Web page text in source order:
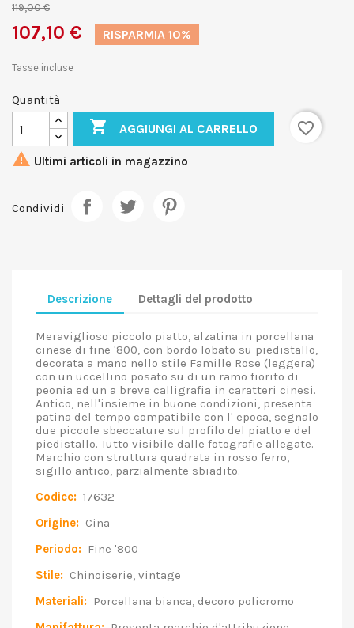
119,00 €
107,10 € RISPARMIA 10%
Tasse incluse
Quantità
 AGGIUNGI AL CARRELLO
favorite_border
 Ultimi articoli in magazzino
Condividi
Descrizione Dettagli del prodotto
Meraviglioso piccolo piatto, alzatina in porcellana
cinese di fine '800, con bordo lobato su piedistallo,
decorata a mano nello stile Famille Rose (leggera)
con un uccellino posato su di un ramo fiorito di
peonia ed un a breve calligrafia in caratteri cinesi.
Antico, nell'insieme in buone condizioni, presenta
patina del tempo compatibile con l' epoca, segnalo
due piccole sbeccature sul profilo del piatto e del
piedistallo. Tutto visibile dalle fotografie allegate.
Marchio con struttura quadrata in rosso ferro,
sigillo antico, parzialmente sbiadito.
Codice: 17632
Origine: Cina
Periodo: Fine '800
Stile: Chinoiserie, vintage
Materiali: Porcellana bianca, decoro policromo